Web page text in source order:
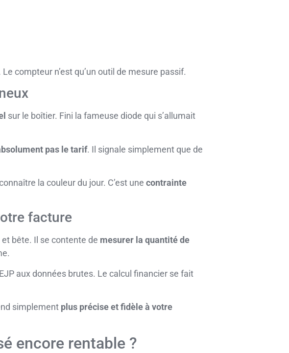
Le compteur n’est qu’un outil de mesure passif.
sur le boîtier. Fini la fameuse diode qui s’allumait
pas le tarif. Il signale simplement que de
la couleur du jour. C’est une contrainte
facture
bête. Il se contente de mesurer la quantité de
aux données brutes. Le calcul financier se fait
simplement plus précise et fidèle à votre
encore rentable ?